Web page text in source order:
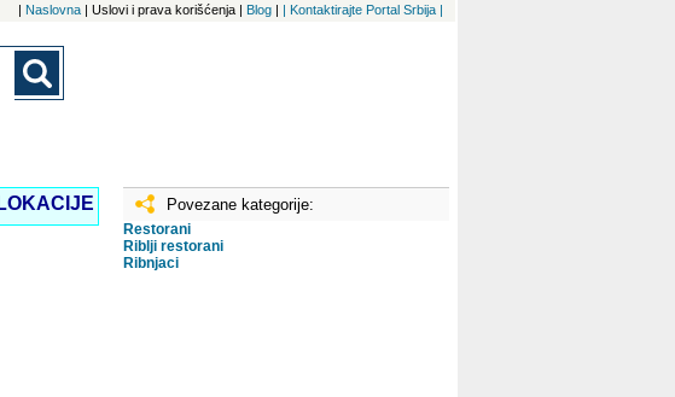
| Naslovna | Uslovi i prava korišćenja | Blog | | Kontaktirajte Portal Srbija |
LOKACIJE Povezane kategorije:
Restorani
Riblji restorani
Ribnjaci